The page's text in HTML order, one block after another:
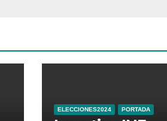
ELECCIONES2024 PORTADA